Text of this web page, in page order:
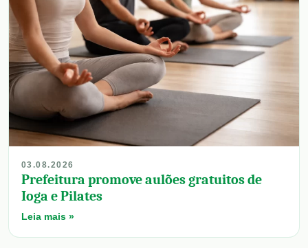
03.08.2026
Prefeitura promove aulões gratuitos de
Ioga e Pilates
Leia mais »